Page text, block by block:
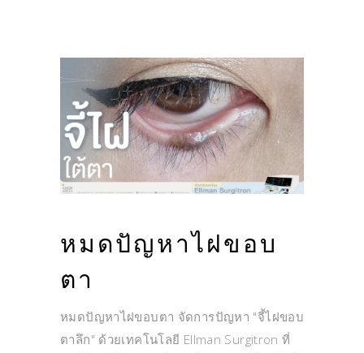
หมดปัญหาไฝขอบ
ตา
หมดปัญหาไฝขอบตา จัดการปัญหา "จี้ไฝขอบ
ตาลึก" ด้วยเทคโนโลยี Ellman Surgitron ที่